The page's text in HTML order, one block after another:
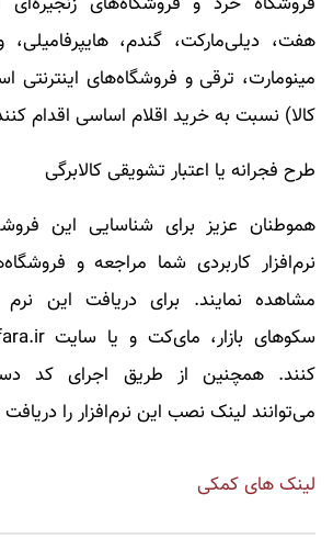
هفت، دیلی‌مارکت، گندم،
مینومارت، ترقی و فروشگاه‌های
کالا) نسبت به خرید اقلام اساسی اقدام
طرح فجرانه یا اعتبار تشویقی کالابرگی
هموطنان عزیز برای شناسایی این
نرم‌افزار کاربردی شما مراجعه و
مشاهده نمایند. برای دریافت این نرم
می‌توانند لینک نصب این نرم‌افزار را
لینک های کمکی